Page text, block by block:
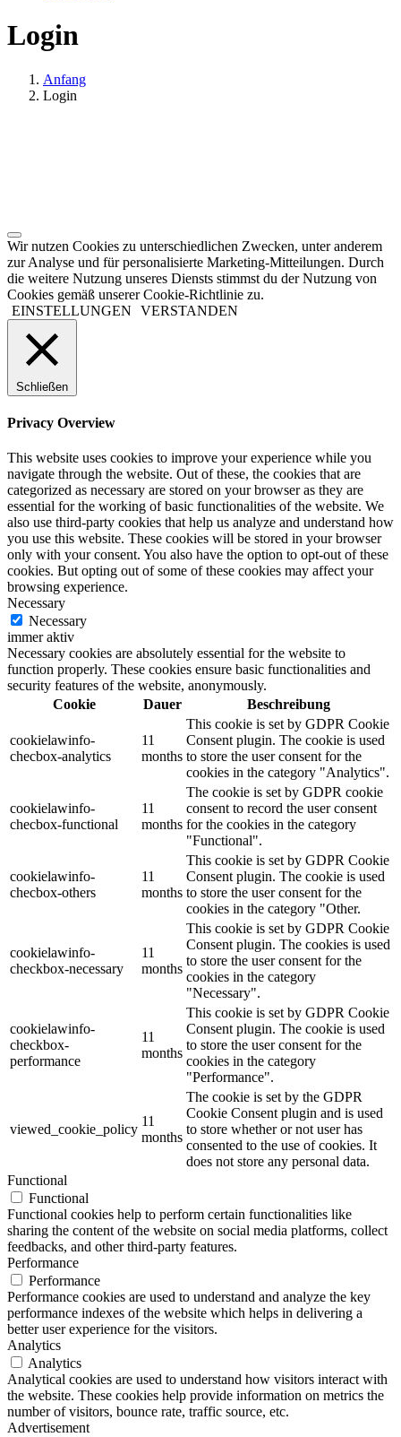
Login
Anfang
Login
Wir nutzen Cookies zu unterschiedlichen Zwecken, unter anderem
zur Analyse und für personalisierte Marketing-Mitteilungen. Durch
die weitere Nutzung unseres Diensts stimmst du der Nutzung von
Cookies gemäß unserer Cookie-Richtlinie zu.
EINSTELLUNGEN
VERSTANDEN
Schließen
Privacy Overview
This website uses cookies to improve your experience while you
navigate through the website. Out of these, the cookies that are
categorized as necessary are stored on your browser as they are
essential for the working of basic functionalities of the website. We
also use third-party cookies that help us analyze and understand how
you use this website. These cookies will be stored in your browser
only with your consent. You also have the option to opt-out of these
cookies. But opting out of some of these cookies may affect your
browsing experience.
Necessary
Necessary
immer aktiv
Necessary cookies are absolutely essential for the website to
function properly. These cookies ensure basic functionalities and
security features of the website, anonymously.
Cookie
Dauer Beschreibung
cookielawinfo-
checbox-analytics
11
months
This cookie is set by GDPR Cookie
Consent plugin. The cookie is used
to store the user consent for the
cookies in the category "Analytics".
cookielawinfo-
checbox-functional
11
months
The cookie is set by GDPR cookie
consent to record the user consent
for the cookies in the category
"Functional".
cookielawinfo-
checbox-others
11
months
This cookie is set by GDPR Cookie
Consent plugin. The cookie is used
to store the user consent for the
cookies in the category "Other.
cookielawinfo-
checkbox-necessary
11
months
This cookie is set by GDPR Cookie
Consent plugin. The cookies is used
to store the user consent for the
cookies in the category
"Necessary".
cookielawinfo-
checkbox-
performance
11
months
This cookie is set by GDPR Cookie
Consent plugin. The cookie is used
to store the user consent for the
cookies in the category
"Performance".
viewed_cookie_policy
11
months
The cookie is set by the GDPR
Cookie Consent plugin and is used
to store whether or not user has
consented to the use of cookies. It
does not store any personal data.
Functional
Functional
Functional cookies help to perform certain functionalities like
sharing the content of the website on social media platforms, collect
feedbacks, and other third-party features.
Performance
Performance
Performance cookies are used to understand and analyze the key
performance indexes of the website which helps in delivering a
better user experience for the visitors.
Analytics
Analytics
Analytical cookies are used to understand how visitors interact with
the website. These cookies help provide information on metrics the
number of visitors, bounce rate, traffic source, etc.
Advertisement